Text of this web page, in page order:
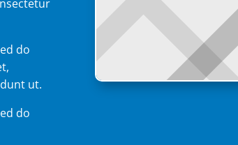
do
ut.
do